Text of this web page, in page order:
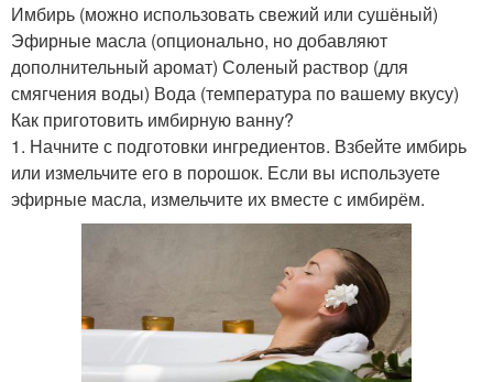
Имбирь (можно использовать свежий или сушёный)
Эфирные масла (опционально, но добавляют
дополнительный аромат) Соленый раствор (для
смягчения воды) Вода (температура по вашему вкусу)
Как приготовить имбирную ванну?
1. Начните с подготовки ингредиентов. Взбейте имбирь
или измельчите его в порошок. Если вы используете
эфирные масла, измельчите их вместе с имбирём.